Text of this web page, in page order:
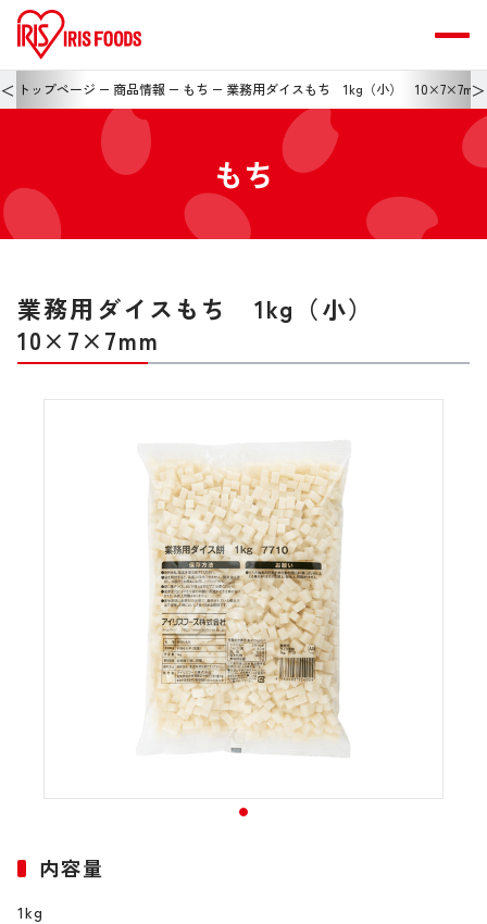
＜ トップページ 商品情報 もち 業務用ダイスもち 1kg（小） 10×7×7mm
＞
もち
業務用ダイスもち 1kg（小）
10×7×7mm
内容量
1kg